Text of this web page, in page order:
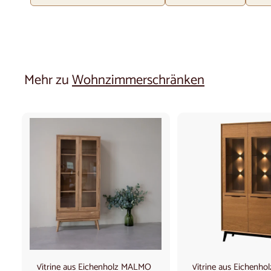
Mehr zuWohnzimmerschränken
e
n
W
a
r
n
k
Vitrine aus Eichenholz MALMO
I
n
d
e
k
Vitrine aus